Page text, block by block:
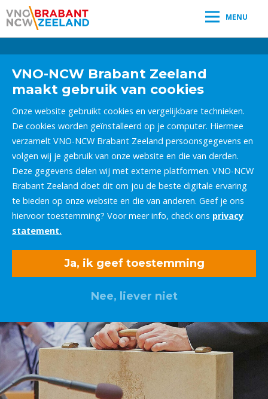
MENU
VNO-NCW Brabant Zeeland
maakt gebruik van cookies
Onze website gebruikt cookies en vergelijkbare technieken.
De cookies worden geïnstalleerd op je computer. Hiermee
verzamelt VNO-NCW Brabant Zeeland persoonsgegevens en
volgen wij je gebruik van onze website en die van derden.
Deze gegevens delen wij met externe platformen. VNO-NCW
Brabant Zeeland doet dit om jou de beste digitale ervaring
te bieden op onze website en die van anderen. Geef je ons
hiervoor toestemming? Voor meer info, check ons privacy
statement.
Ja, ik geef toestemming
Nee, liever niet